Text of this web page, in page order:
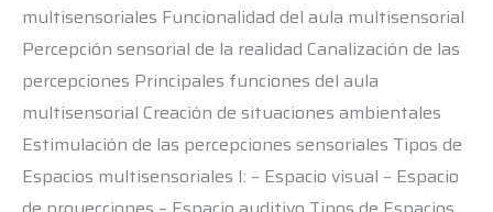
multisensoriales Funcionalidad del aula multisensorial
Percepción sensorial de la realidad Canalización de las
percepciones Principales funciones del aula
multisensorial Creación de situaciones ambientales
Estimulación de las percepciones sensoriales Tipos de
Espacios multisensoriales I: – Espacio visual – Espacio